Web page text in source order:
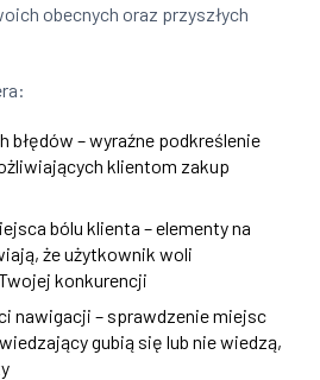
obecnych oraz przyszłych
– wyraźne podkreślenie
klientom zakup
bólu klienta – elementy na
że użytkownik woli
konkurencji
nawigacji – sprawdzenie miejsc
gubią się lub nie wiedzą,